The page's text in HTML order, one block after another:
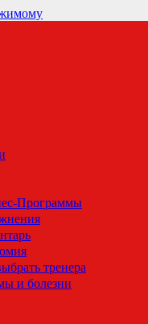
Программы
тренера
и болезни